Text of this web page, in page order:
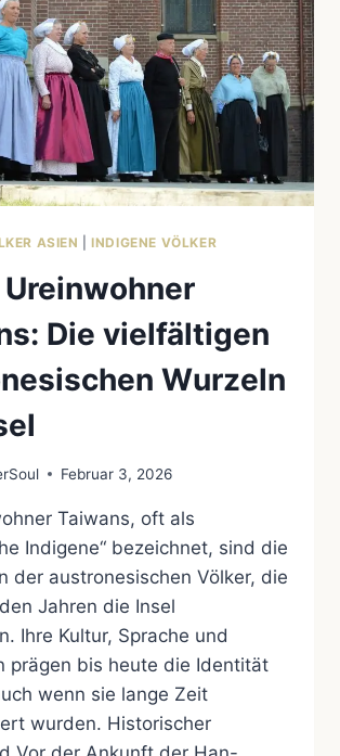
WAITANGI
ZUM
MODELL
FÜR
RECONCILIATION
WURDE
ASIEN |INDIGENE VÖLKER
Ureinwohner
Die vielfältigen
Wurzeln
Februar 3, 2026
Taiwans, oft als
Indigene“ bezeichnet, sind die
der austronesischen Völker, die
Jahren die Insel
Ihre Kultur, Sprache und
prägen bis heute die Identität
wenn sie lange Zeit
wurden. Historischer